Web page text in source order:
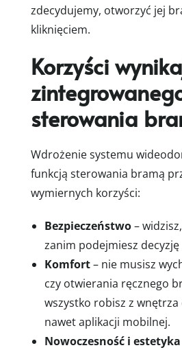
zdecydujemy, otworzyć jej
kliknięciem.
Korzyści
sterowania
Wdrożenie systemu
funkcją sterowania bramą
wymiernych korzyści:
Bezpieczeństwo–
zanim podejmiesz
Komfort– nie musisz
czy otwierania ręcznego
wszystko robisz z
nawet aplikacji mobilnej.
Nowoczesność i estetyka